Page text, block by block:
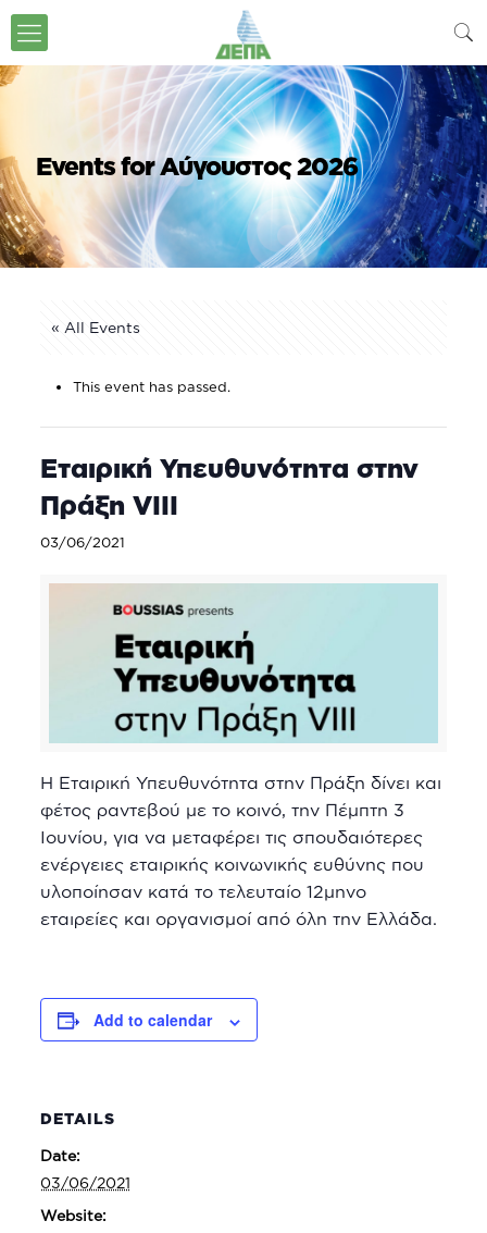
Events for Αύγουστος 2026
« All Events
This event has passed.
Εταιρική Υπευθυνότητα στην
Πράξη VIII
03/06/2021
Η Εταιρική Υπευθυνότητα στην Πράξη δίνει και
φέτος ραντεβού με το κοινό, την Πέμπτη 3
Ιουνίου, για να μεταφέρει τις σπουδαιότερες
ενέργειες εταιρικής κοινωνικής ευθύνης που
υλοποίησαν κατά το τελευταίο 12μηνο
εταιρείες και οργανισμοί από όλη την Ελλάδα.
Add to calendar
DETAILS
Date:
03/06/2021
Website: